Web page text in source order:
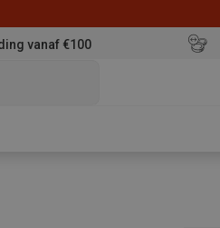
vanaf €100